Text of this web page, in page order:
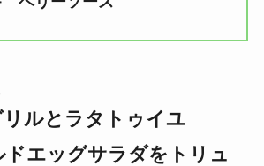
リルとラタトゥイユ
エッグサラダをトリュ